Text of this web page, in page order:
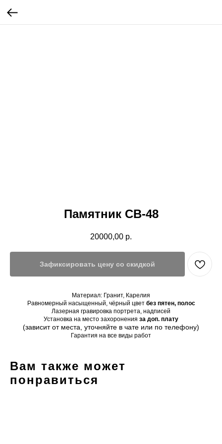
Памятник СВ-48
20000,00 р.
Зафиксировать цену со скидкой
Материал: Гранит, Карелия
Равномерный насыщенный, чёрный цвет без пятен, полос
Лазерная гравировка портрета, надписей
Установка на место захоронения за доп. плату
(зависит от места, уточняйте в чате или по телефону)
Гарантия на все виды работ
Вам также может
понравиться